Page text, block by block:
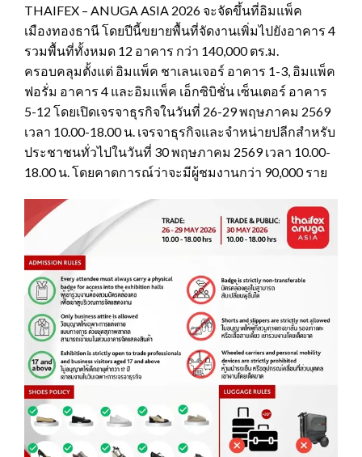
THAIFEX – ANUGA ASIA 2026 จะจัดขึ้นที่อิมแพ็ค
เมืองทองธานี โดยปีนี้ขยายพื้นที่จัดงานเพิ่มไปยังอาคาร 4
รวมพื้นที่ทั้งหมด 12 อาคาร กว่า 140,000 ตร.ม.
ครอบคลุมตั้งแต่ อิมแพ็ค ชาเลนเจอร์ อาคาร 1-3, อิมแพ็ค
ฟอรั่ม อาคาร 4 และอิมแพ็ค เอ็กซิบิชั่น เซ็นเตอร์ อาคาร
5-12 โดยเปิดเจรจาธุรกิจในวันที่ 26-29 พฤษภาคม 2569
เวลา 10.00-18.00 น. เจรจาธุรกิจและจำหน่ายปลีกสำหรับ
ประชาชนทั่วไปในวันที่ 30 พฤษภาคม 2569 เวลา 10.00-
18.00 น. โดยคาดการณ์ว่าจะมีผู้ชมงานกว่า 90,000 ราย